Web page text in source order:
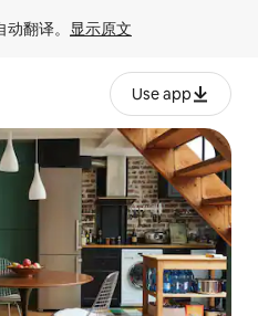
翻译。 显示原文
Use app